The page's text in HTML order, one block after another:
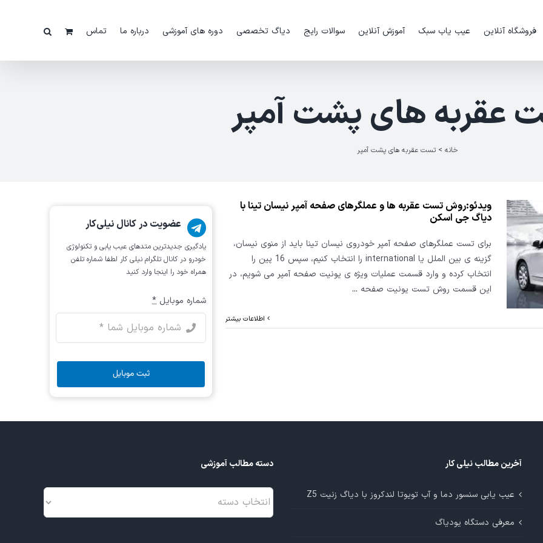
فروشگاه آنلاین عیب یاب سبک آموزش آنلاین سوالات رایج دیاگ تخصصی دوره های آموزشی درباره ما تماس
عقربه های پشت آمپر
خانه >تست عقربه های پشت آمپر
ویدئو:روش تست عقربه ها و عملگرهای صفحه آمپر نیسان تینا با
دیاگ جی اسکن
برای تست عملگرهای صفحه آمپر خودروی نیسان تینا باید از منوی نیسان،
گزینه ی بین الملل یا international را انتخاب کنیم، سپس 16 پین را
انتخاب کرده و وارد قسمت عملیات ویژه ی یونیت صفحه آمپر می شویم، در
این قسمت روش تست یونیت صفحه ...
اطلاعات بیشتر
عضویت در کانال نیلی‌کار
یادگیری جدیدترین متد‌های عیب یابی‌ و تکنولوژی
خودرو در کانال تلگرام نیلی کار لطفا شماره تلفن
همراه خود را اینجا وارد کنید
شماره موبایل *
ثبت موبایل
آخرین مطالب نیلی کار
عیب یابی سنسور دما و آب تویوتا لندکروز با دیاگ زنیت Z5
معرفی دستگاه یودیاگ
دسته مطالب آموزشی
دسته